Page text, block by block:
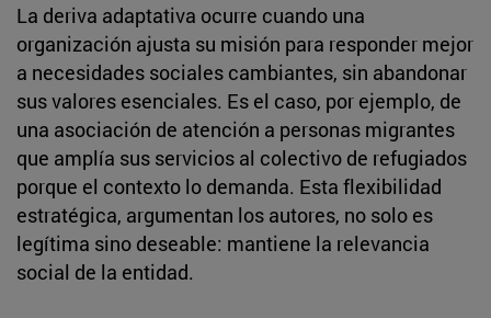
La deriva adaptativa ocurre cuando una
organización ajusta su misión para responder mejor
a necesidades sociales cambiantes, sin abandonar
sus valores esenciales. Es el caso, por ejemplo, de
una asociación de atención a personas migrantes
que amplía sus servicios al colectivo de refugiados
porque el contexto lo demanda. Esta flexibilidad
estratégica, argumentan los autores, no solo es
legítima sino deseable: mantiene la relevancia
social de la entidad.